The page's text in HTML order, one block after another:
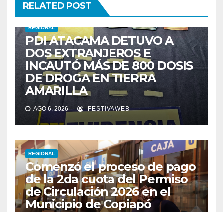
RELATED POST
REGIONAL
PDI ATACAMA DETUVO A
DOS EXTRANJEROS E
INCAUTÓ MÁS DE 800 DOSIS
DE DROGA EN TIERRA
AMARILLA
AGO 6, 2026 FESTIVAWEB
REGIONAL
Comenzó el proceso de pago
de la 2da cuota del Permiso
de Circulación 2026 en el
Municipio de Copiapó